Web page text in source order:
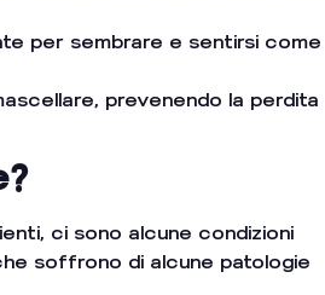
per sembrare e sentirsi come
prevenendo la perdita
ci sono alcune condizioni
soffrono di alcune patologie